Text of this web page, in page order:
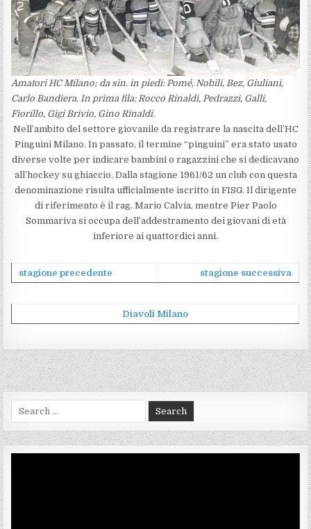
Amatori HC Milano; da sin. in piedi: Pomé, Nobili, Bez, Giuliani,
Carlo Bandiera. In prima fila: Rocco Rinaldi, Pedrazzi, Galli,
Fiorillo, Gigi Brivio, Gino Rinaldi.
Nell’ambito del settore giovanile da registrare la nascita dell’HC
Pinguini Milano. In passato, il termine “pinguini” era stato usato
diverse volte per indicare bambini o ragazzini che si dedicavano
all’hockey su ghiaccio. Dalla stagione 1961/62 un club con questa
denominazione risulta ufficialmente iscritto in FISG. Il dirigente
di riferimento è il rag. Mario Calvia, mentre Pier Paolo
Sommariva si occupa dell’addestramento dei giovani di età
inferiore ai quattordici anni.
stagione precedente stagione successiva
Diavoli Milano
Search
for: